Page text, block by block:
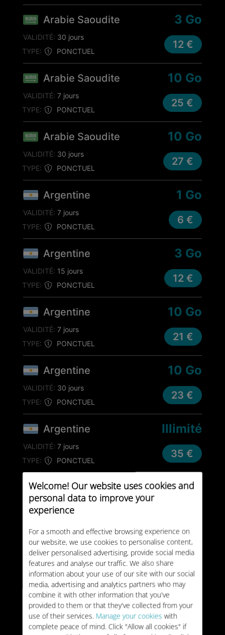
Welcome! Our website uses cookies and
personal data to improve your
experience
For a smooth and effective browsing experience on
our website, we use cookies to personalise content,
deliver personalised advertising, provide social media
features and analyse our traffic. We also share
information about your use of our site with our social
media, advertising and analytics partners who may
combine it with other information that you've
provided to them or that they've collected from your
use of their services. Manage your cookies with
complete peace of mind. Click "Allow all cookies" if
Arabie Saoudite
TYPE: PONCTUEL
3 Go
VALIDITÉ: 30 jours
12 €
Arabie Saoudite
TYPE: PONCTUEL
10 Go
VALIDITÉ: 7 jours
25 €
Arabie Saoudite
TYPE: PONCTUEL
10 Go
VALIDITÉ: 30 jours
27 €
Argentine
TYPE: PONCTUEL
1 Go
VALIDITÉ: 7 jours
6 €
Argentine
TYPE: PONCTUEL
3 Go
VALIDITÉ: 15 jours
12 €
Argentine
TYPE: PONCTUEL
10 Go
VALIDITÉ: 7 jours
21 €
Argentine
TYPE: PONCTUEL
10 Go
VALIDITÉ: 30 jours
23 €
Argentine
TYPE: PONCTUEL
Illimité
VALIDITÉ: 7 jours
35 €
Argentine 25 Go
VALIDITÉ:
Argentine
TYPE: PONCTUEL
Illimité
VALIDITÉ: 30 jours
78 €
Arménie 1 Go
VALIDITÉ: 7 jours
8 €